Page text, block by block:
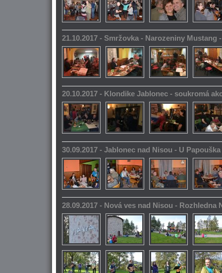
21.10.2017 - Smržovka - Narozeniny Mustang
20.10.2017 - Klondike Jablonec - soukromá
30.09.2017 - Jablonec nad Nisou - U
28.09.2017 - Nová ves nad Nisou - Rozhledna